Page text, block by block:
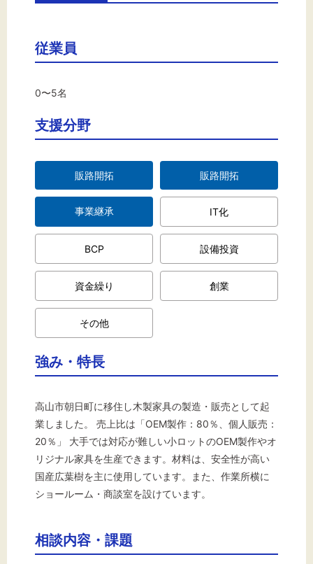
従業員
0〜5名
支援分野
販路開拓 販路開拓
事業継承 IT化
BCP 設備投資
資金繰り 創業
その他
強み・特長
高山市朝日町に移住し木製家具の製造・販売として起
業しました。 売上比は「OEM製作：80％、個人販売：
20％」 大手では対応が難しい小ロットのOEM製作やオ
リジナル家具を生産できます。材料は、安全性が高い
国産広葉樹を主に使用しています。また、作業所横に
ショールーム・商談室を設けています。
相談内容・課題